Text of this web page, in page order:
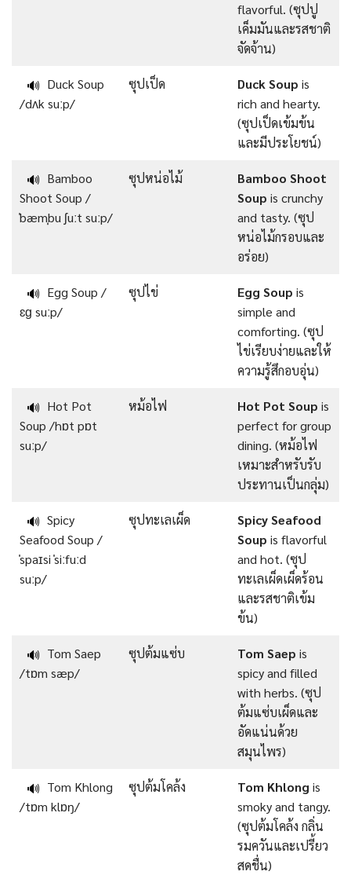
flavorful. (ซุปปู
เค็มมันและรสชาติ
จัดจ้าน)
🔊 Duck Soup
/dʌk suːp/
ซุปเป็ด Duck Soup is
rich and hearty.
(ซุปเป็ดเข้มข้น
และมีประโยชน์)
🔊 Bamboo
Shoot Soup /
ˈbæmˌbu ʃuːt suːp/
ซุปหน่อไม้
Bamboo Shoot
Soup is crunchy
and tasty. (ซุป
หน่อไม้กรอบและ
อร่อย)
🔊 Egg Soup /
ɛɡ suːp/
ซุปไข่ Egg Soup is
simple and
comforting. (ซุป
ไข่เรียบง่ายและให้
ความรู้สึกอบอุ่น)
🔊 Hot Pot
Soup /hɒt pɒt
suːp/
หม้อไฟ Hot Pot Soup is
perfect for group
dining. (หม้อไฟ
เหมาะสำหรับรับ
ประทานเป็นกลุ่ม)
🔊 Spicy
Seafood Soup /
ˈspaɪsi ˈsiːfuːd
suːp/
ซุปทะเลเผ็ด
Spicy Seafood
Soup is flavorful
and hot. (ซุป
ทะเลเผ็ดเผ็ดร้อน
และรสชาติเข้ม
ข้น)
🔊 Tom Saep
/tɒm sæp/
ซุปต้มแซ่บ Tom Saep is
spicy and filled
with herbs. (ซุป
ต้มแซ่บเผ็ดและ
อัดแน่นด้วย
สมุนไพร)
🔊 Tom Khlong
/tɒm klɒŋ/
ซุปต้มโคล้ง Tom Khlong is
smoky and tangy.
(ซุปต้มโคล้ง กลิ่น
รมควันและเปรี้ยว
สดชื่น)